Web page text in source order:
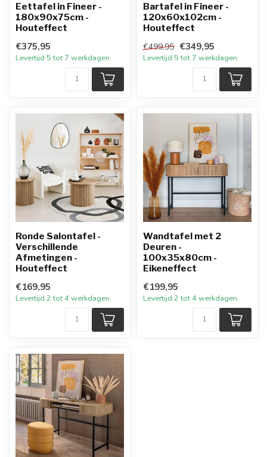
Eettafel in Fineer -
180x90x75cm -
Houteffect
€375,95
Levertijd 5 tot 7 werkdagen
Bartafel in Fineer -
120x60x102cm -
Houteffect
€499,95 €349,95
Levertijd 5 tot 7 werkdagen
Ronde Salontafel -
Verschillende
Afmetingen -
Houteffect
€169,95
Levertijd 2 tot 4 werkdagen
Wandtafel met 2
Deuren -
100x35x80cm -
Eikeneffect
€199,95
Levertijd 2 tot 4 werkdagen